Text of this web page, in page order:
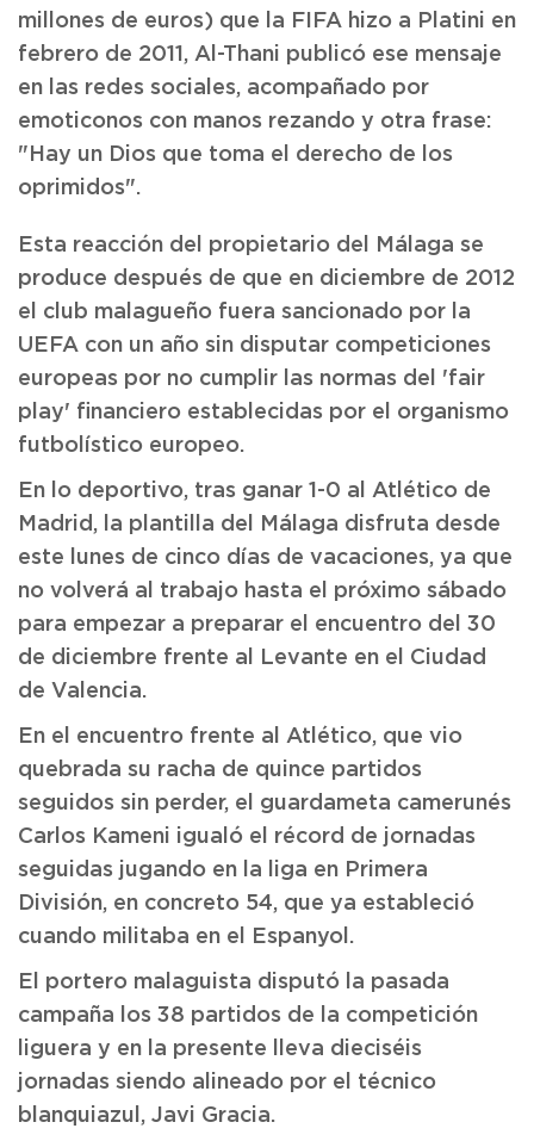
millones de euros) que la FIFA hizo a Platini en
febrero de 2011, Al-Thani publicó ese mensaje
en las redes sociales, acompañado por
emoticonos con manos rezando y otra frase:
"Hay un Dios que toma el derecho de los
oprimidos".
Esta reacción del propietario del Málaga se
produce después de que en diciembre de 2012
el club malagueño fuera sancionado por la
UEFA con un año sin disputar competiciones
europeas por no cumplir las normas del 'fair
play' financiero establecidas por el organismo
futbolístico europeo.
En lo deportivo, tras ganar 1-0 al Atlético de
Madrid, la plantilla del Málaga disfruta desde
este lunes de cinco días de vacaciones, ya que
no volverá al trabajo hasta el próximo sábado
para empezar a preparar el encuentro del 30
de diciembre frente al Levante en el Ciudad
de Valencia.
En el encuentro frente al Atlético, que vio
quebrada su racha de quince partidos
seguidos sin perder, el guardameta camerunés
Carlos Kameni igualó el récord de jornadas
seguidas jugando en la liga en Primera
División, en concreto 54, que ya estableció
cuando militaba en el Espanyol.
El portero malaguista disputó la pasada
campaña los 38 partidos de la competición
liguera y en la presente lleva dieciséis
jornadas siendo alineado por el técnico
blanquiazul, Javi Gracia.